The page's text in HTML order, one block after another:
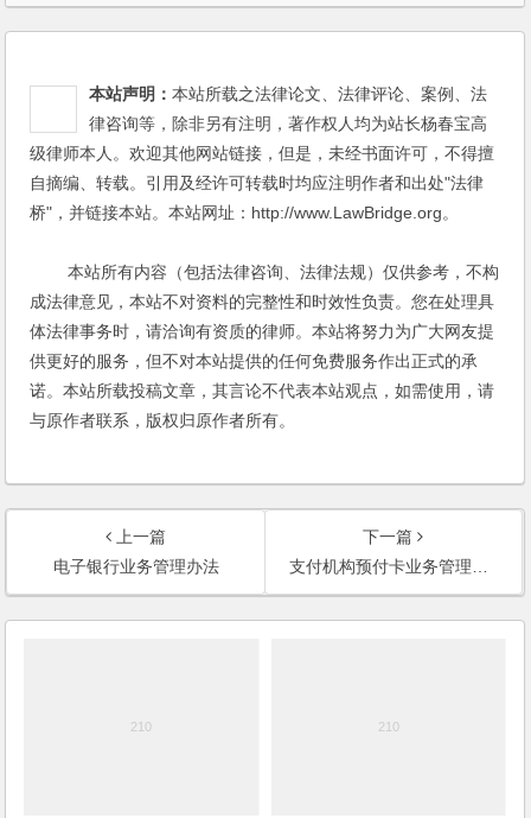
本站声明：本站所载之法律论文、法律评论、案例、法
律咨询等，除非另有注明，著作权人均为站长杨春宝高
级律师本人。欢迎其他网站链接，但是，未经书面许可，不得擅
自摘编、转载。引用及经许可转载时均应注明作者和出处"法律
桥"，并链接本站。本站网址：http://www.LawBridge.org。
本站所有内容（包括法律咨询、法律法规）仅供参考，不构
成法律意见，本站不对资料的完整性和时效性负责。您在处理具
体法律事务时，请洽询有资质的律师。本站将努力为广大网友提
供更好的服务，但不对本站提供的任何免费服务作出正式的承
诺。本站所载投稿文章，其言论不代表本站观点，如需使用，请
与原作者联系，版权归原作者所有。
上一篇
电子银行业务管理办法
下一篇
支付机构预付卡业务管理办法